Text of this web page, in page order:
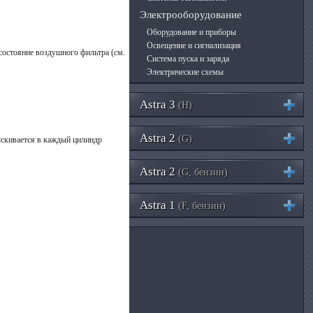
воздушного фильтра (см.
в каждый цилиндр
Электрооборудование
Оборудование и приборы
Освещение и сигнализация
Система пуска и заряда
Электрические схемы
Astra 3 (H)
Astra 2 (G)
Astra 2 (G, бензин)
Astra 1 (F, бензин)